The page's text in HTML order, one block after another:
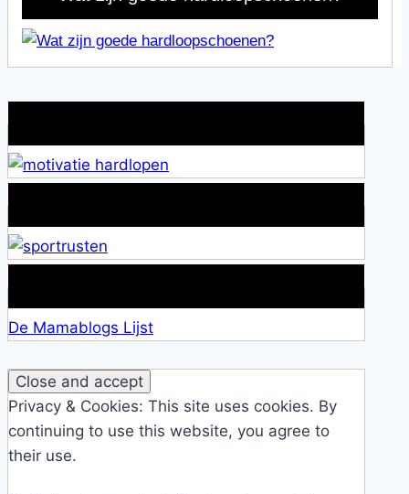
De Mamablogs Lijst
Privacy & Cookies: This site uses cookies. By
continuing to use this website, you agree to
their use.